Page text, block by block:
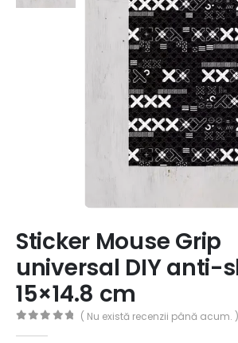
Sticker Mouse Grip
universal DIY anti-
15×14.8 cm
( Nu există recenzii până acum. )